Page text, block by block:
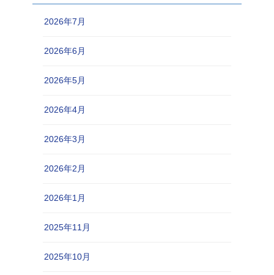
2026年7月
2026年6月
2026年5月
2026年4月
2026年3月
2026年2月
2026年1月
2025年11月
2025年10月